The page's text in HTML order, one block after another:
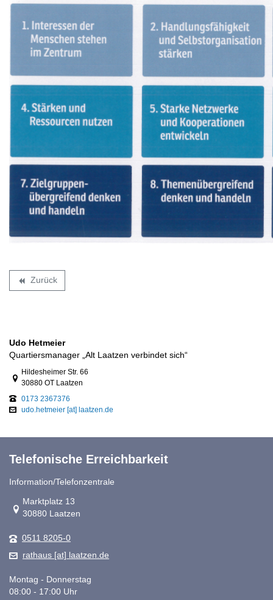
backward Zurück
Udo Hetmeier
Quartiersmanager „Alt Laatzen verbindet sich“
Link zur Google-Maps Navigation
Hildesheimer Str. 66
30880 OT Laatzen
0173 2367376
udo.hetmeier [at] laatzen.de
Telefonische Erreichbarkeit
Information/Telefonzentrale
Link zur Google-Maps Navigation
Marktplatz 13
30880 Laatzen
0511 8205-0
rathaus [at] laatzen.de
Montag - Donnerstag
08:00 - 17:00 Uhr